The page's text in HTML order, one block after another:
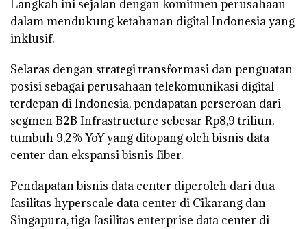
Langkah ini sejalan dengan komitmen perusahaan
dalam mendukung ketahanan digital Indonesia yang
inklusif.
Selaras dengan strategi transformasi dan penguatan
posisi sebagai perusahaan telekomunikasi digital
terdepan di Indonesia, pendapatan perseroan dari
segmen B2B Infrastructure sebesar Rp8,9 triliun,
tumbuh 9,2% YoY yang ditopang oleh bisnis data
center dan ekspansi bisnis fiber.
Pendapatan bisnis data center diperoleh dari dua
fasilitas hyperscale data center di Cikarang dan
Singapura, tiga fasilitas enterprise data center di